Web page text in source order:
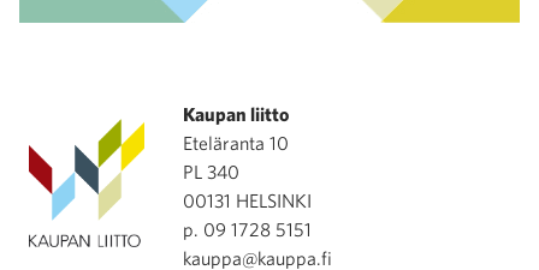
Kaupan liitto
Eteläranta 10
PL 340
00131 HELSINKI
p. 09 1728 5151
kauppa@kauppa.fi